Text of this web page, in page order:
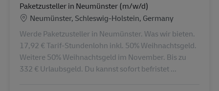
Paketzusteller in Neumünster (m/w/d)
Konum
Neumünster, Schleswig-Holstein, Germany
Werde Paketzusteller in Neumünster. Was wir bieten.
17,92 € Tarif-Stundenlohn inkl. 50% Weihnachtsgeld.
Weitere 50% Weihnachtsgeld im November. Bis zu
332 € Urlaubsgeld. Du kannst sofort befristet ...